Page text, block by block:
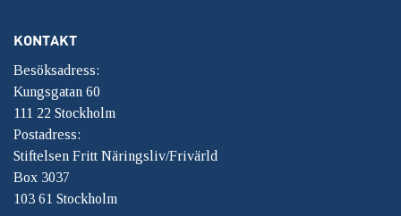
KONTAKT
Besöksadress:
Kungsgatan 60
111 22 Stockholm
Postadress:
Stiftelsen Fritt Näringsliv/Frivärld
Box 3037
103 61 Stockholm